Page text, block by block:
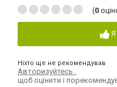
(0
Я
Ніхто ще не рекомендував
Авторизуйтесь
щоб оцінити і